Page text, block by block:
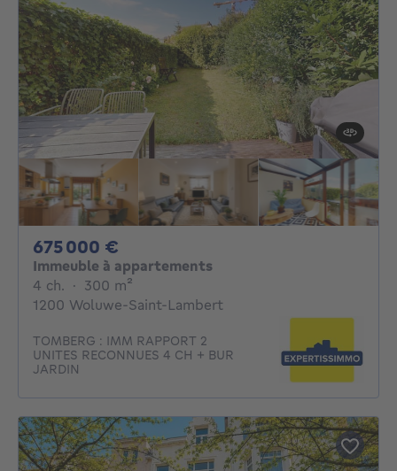
675 000 €
Immeuble à appartements
4 ch. 4 chambres
· 300 m²
1200 Woluwe-Saint-Lambert
TOMBERG : IMM RAPPORT 2
UNITES RECONNUES 4 CH + BUR
JARDIN